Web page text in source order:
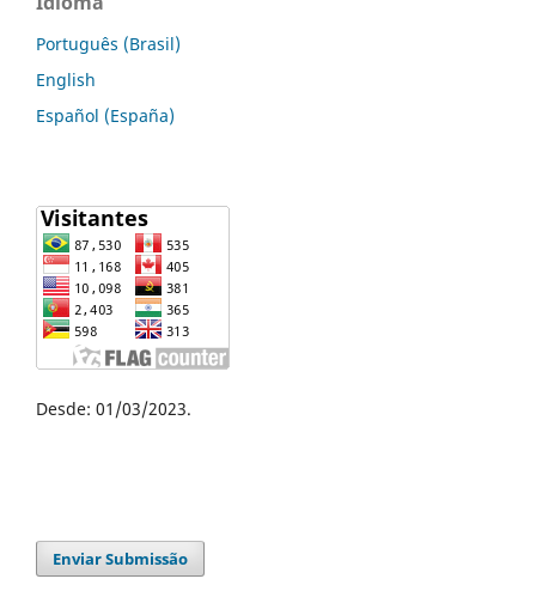
Português (Brasil)
English
Español (España)
Desde: 01/03/2023.
Enviar Submissão